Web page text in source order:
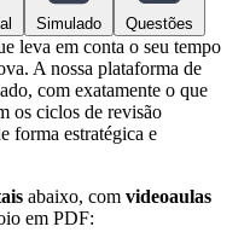
Simulado Questões
leva em conta o seu tempo
A nossa plataforma de
com exatamente o que
os ciclos de revisão
forma estratégica e
abaixo, com videoaulas
em PDF: